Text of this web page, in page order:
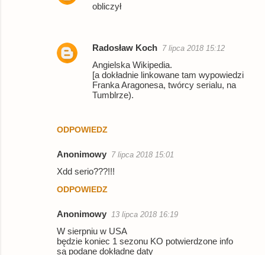
ODPOWIEDZ
obliczył
Radosław Koch 7 lipca 2018 15:12
Angielska Wikipedia.
[a dokładnie linkowane tam wypowiedzi
Franka Aragonesa, twórcy serialu, na
Tumblrze).
Anonimowy 7 lipca 2018 15:01
Xdd serio???!!!
ODPOWIEDZ
Anonimowy 13 lipca 2018 16:19
W sierpniu w USA
będzie koniec 1 sezonu KO potwierdzone info
są podane dokładne daty